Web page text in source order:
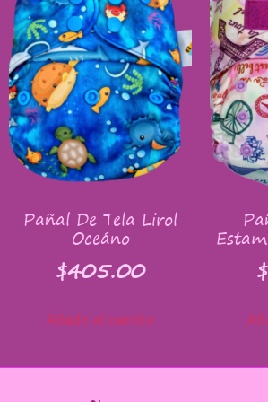
Pañal De Tela Lirol
Oceáno
$405.00
Añadir al carrito
$